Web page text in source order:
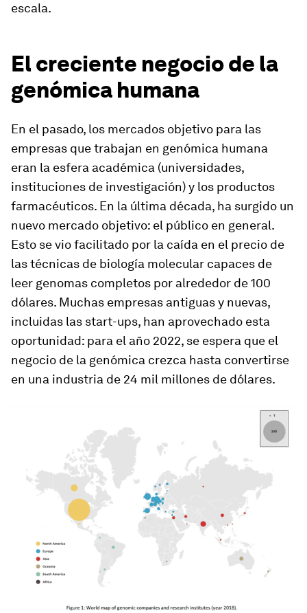
escala.
El creciente negocio de la
genómica humana
En el pasado, los mercados objetivo para las
empresas que trabajan en genómica humana
eran la esfera académica (universidades,
instituciones de investigación) y los productos
farmacéuticos. En la última década, ha surgido un
nuevo mercado objetivo: el público en general.
Esto se vio facilitado por la caída en el precio de
las técnicas de biología molecular capaces de
leer genomas completos por alrededor de 100
dólares. Muchas empresas antiguas y nuevas,
incluidas las start-ups, han aprovechado esta
oportunidad: para el año 2022, se espera que el
negocio de la genómica crezca hasta convertirse
en una industria de 24 mil millones de dólares.